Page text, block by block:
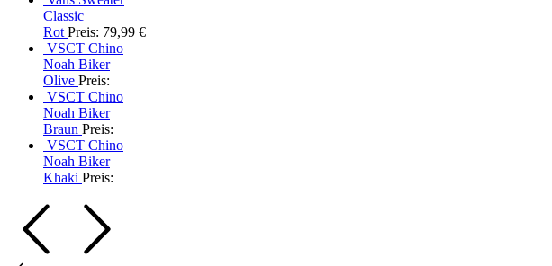
Classic
Rot Preis: 79,99 €
VSCT Chino
Noah Biker
Olive Preis:
VSCT Chino
Noah Biker
Braun Preis:
VSCT Chino
Noah Biker
Khaki Preis: